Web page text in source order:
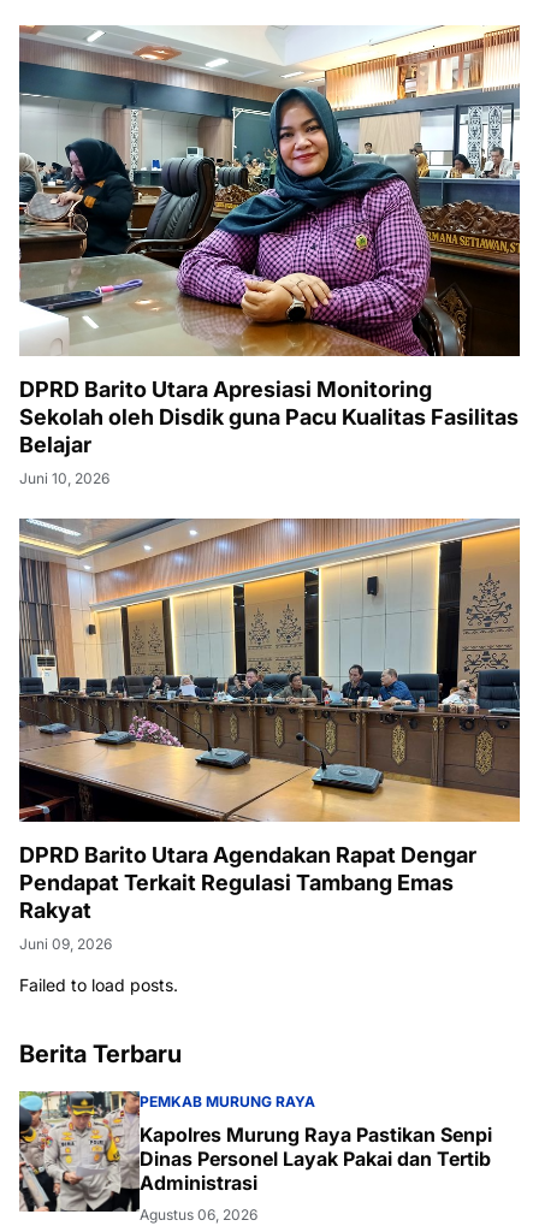
DPRD Barito Utara Apresiasi Monitoring
Sekolah oleh Disdik guna Pacu Kualitas Fasilitas
Belajar
Juni 10, 2026
DPRD Barito Utara Agendakan Rapat Dengar
Pendapat Terkait Regulasi Tambang Emas
Rakyat
Juni 09, 2026
Failed to load posts.
Berita Terbaru
PEMKAB MURUNG RAYA
Kapolres Murung Raya Pastikan Senpi
Dinas Personel Layak Pakai dan Tertib
Administrasi
Agustus 06, 2026